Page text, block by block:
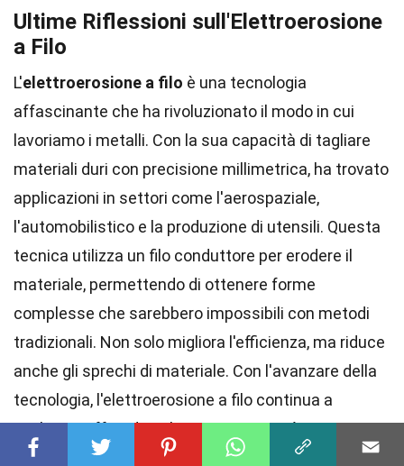
Ultime Riflessioni sull'Elettroerosione
a Filo
L'elettroerosione a filo è una tecnologia
affascinante che ha rivoluzionato il modo in cui
lavoriamo i metalli. Con la sua capacità di tagliare
materiali duri con precisione millimetrica, ha trovato
applicazioni in settori come l'aerospaziale,
l'automobilistico e la produzione di utensili. Questa
tecnica utilizza un filo conduttore per erodere il
materiale, permettendo di ottenere forme
complesse che sarebbero impossibili con metodi
tradizionali. Non solo migliora l'efficienza, ma riduce
anche gli sprechi di materiale. Con l'avanzare della
tecnologia, l'elettroerosione a filo continua a
evolversi, offrendo soluzioni sempre più innovative.
Per chi lavora nel campo della produzione,